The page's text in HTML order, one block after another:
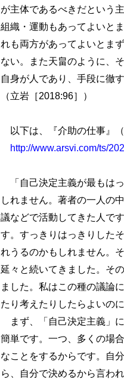
が主体であるべきだという
組織・運動もあってよいと
れも両方があってよいとま
ない。また天畠のように、
自身が人であり、手段に徹
（立岩［2018:96］）
以下は、『介助の仕事』
http://www.arsvi.com/ts/
「自己決定主義が最もは
しれません。著者の一人の
議などで活動してきた人で
す。すっきりはっきりした
れうるのかもしれません。
延々と続いてきました。そ
ました。私はこの種の議論
たり考えたりしたらよいの
まず、「自己決定主義」
簡単です。一つ、多くの場
なことをするからです。自
ら、自分で決めるから言わ